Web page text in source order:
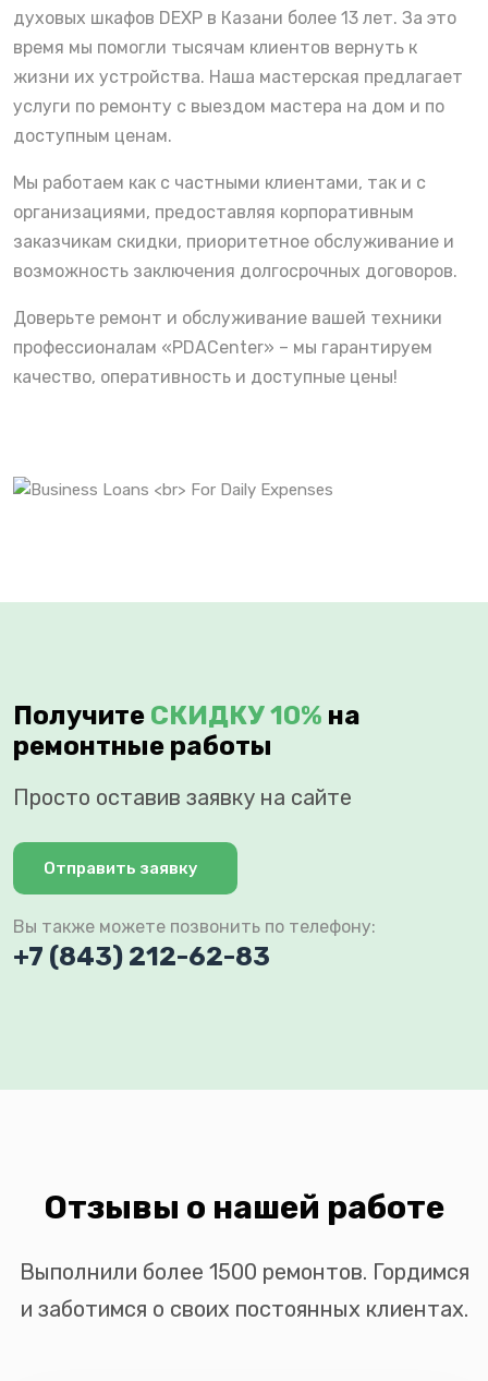
духовых шкафов DEXP в Казани более 13 лет. За это
время мы помогли тысячам клиентов вернуть к
жизни их устройства. Наша мастерская предлагает
услуги по ремонту с выездом мастера на дом и по
доступным ценам.
Мы работаем как с частными клиентами, так и с
организациями, предоставляя корпоративным
заказчикам скидки, приоритетное обслуживание и
возможность заключения долгосрочных договоров.
Доверьте ремонт и обслуживание вашей техники
профессионалам «PDACenter» – мы гарантируем
качество, оперативность и доступные цены!
Получите СКИДКУ 10% на
ремонтные работы
Просто оставив заявку на сайте
Отправить заявку
Вы также можете позвонить по телефону:
+7 (843) 212-62-83
Отзывы о нашей работе
Выполнили более 1500 ремонтов. Гордимся
и заботимся о своих постоянных клиентах.